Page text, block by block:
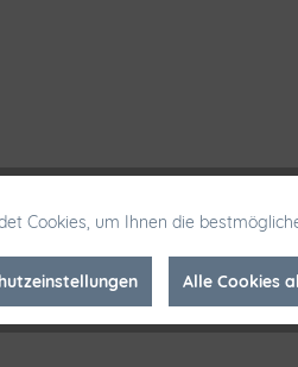
Cookies, um Ihnen die
Alle Cookies